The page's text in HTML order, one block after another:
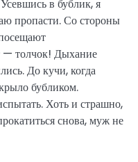
в бублик, я
пропасти. Со стороны
толчок! Дыхание
До кучи, когда
бубликом.
Хоть и страшно,
снова, муж не